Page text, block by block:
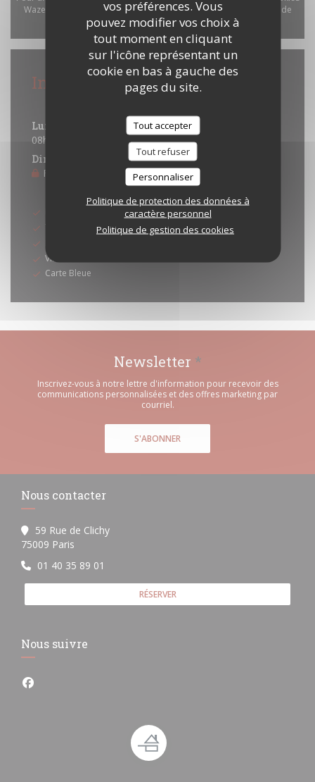
vos préférences. Vous
pouvez modifier vos choix à
tout moment en cliquant
sur l'icône représentant un
cookie en bas à gauche des
pages du site.
Tout accepter
Tout refuser
Personnaliser
Politique de protection des données à
caractère personnel
Politique de gestion des cookies
Waze Map (Google). Ces cookies peuvent collecter des données de
navigation et de localisation.
Autoriser
Infos pratiques
Lun
08h00 - 00h00
Dimanche
Fermé
Moyens de paiement
Eurocard/Mastercard
Titres restaurant
Visa
Carte Bleue
Newsletter *
Inscrivez-vous à notre lettre d'information pour recevoir des
communications personnalisées et des offres marketing par
courriel.
S'ABONNER
Nous contacter
59 Rue de Clichy
75009 Paris
01 40 35 89 01
RÉSERVER
Nous suivre
Facebook ((ouvre une nouvelle fenêtre))